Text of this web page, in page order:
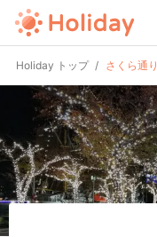
Holiday トップ さくら通り